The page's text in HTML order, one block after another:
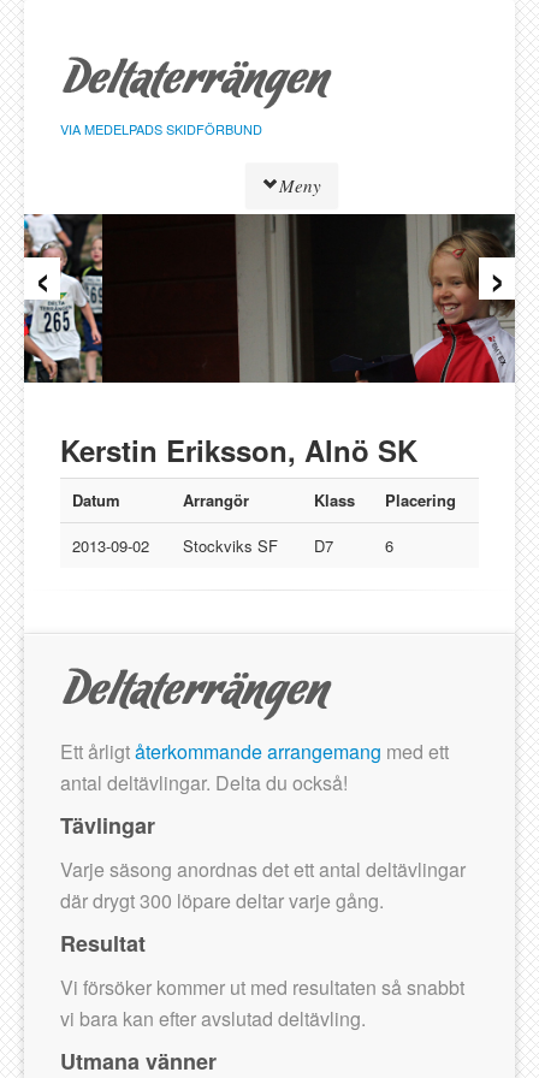
sidans
innehåll
VIA MEDELPADS SKIDFÖRBUND
Meny
Tävlingar
Resultat
Löpare
Klasser
Föreningar
Bergeforsen SK
IF Strategen
Lucksta IF
Sundsvalls OK
‹ ›
Kerstin Eriksson, Alnö SK
Datum Arrangör Klass
Placering
2013-09-02
Stockviks SF D7 6
Ett årligtåterkommande arrangemang med ett
antal deltävlingar. Delta du också!
Tävlingar
Varje säsong anordnas det ett antal deltävlingar
där drygt 300 löpare deltar varje gång.
Resultat
Vi försöker kommer ut med resultaten så snabbt
vi bara kan efter avslutad deltävling.
Utmana vänner